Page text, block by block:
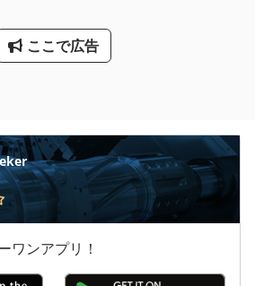
ここで広告
ワンアプリ！